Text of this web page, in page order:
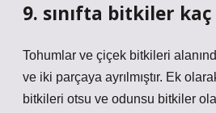
9. sınıfta bitkiler kaç
Tohumlar ve çiçek bitkileri
ve iki parçaya ayrılmıştır. Ek
bitkileri otsu ve odunsu bitkiler